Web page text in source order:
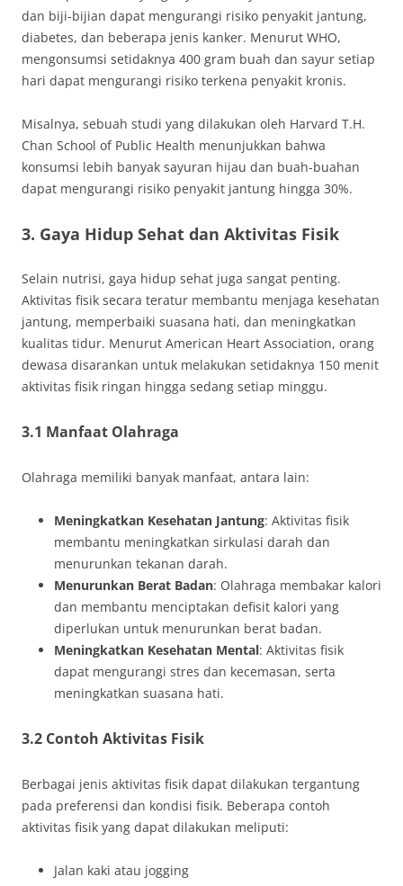
dan biji-bijian dapat mengurangi risiko penyakit jantung,
diabetes, dan beberapa jenis kanker. Menurut WHO,
mengonsumsi setidaknya 400 gram buah dan sayur setiap
hari dapat mengurangi risiko terkena penyakit kronis.
Misalnya, sebuah studi yang dilakukan oleh Harvard T.H.
Chan School of Public Health menunjukkan bahwa
konsumsi lebih banyak sayuran hijau dan buah-buahan
dapat mengurangi risiko penyakit jantung hingga 30%.
3. Gaya Hidup Sehat dan Aktivitas Fisik
Selain nutrisi, gaya hidup sehat juga sangat penting.
Aktivitas fisik secara teratur membantu menjaga kesehatan
jantung, memperbaiki suasana hati, dan meningkatkan
kualitas tidur. Menurut American Heart Association, orang
dewasa disarankan untuk melakukan setidaknya 150 menit
aktivitas fisik ringan hingga sedang setiap minggu.
3.1 Manfaat Olahraga
Olahraga memiliki banyak manfaat, antara lain:
Meningkatkan Kesehatan Jantung: Aktivitas fisik
membantu meningkatkan sirkulasi darah dan
menurunkan tekanan darah.
Menurunkan Berat Badan: Olahraga membakar kalori
dan membantu menciptakan defisit kalori yang
diperlukan untuk menurunkan berat badan.
Meningkatkan Kesehatan Mental: Aktivitas fisik
dapat mengurangi stres dan kecemasan, serta
meningkatkan suasana hati.
3.2 Contoh Aktivitas Fisik
Berbagai jenis aktivitas fisik dapat dilakukan tergantung
pada preferensi dan kondisi fisik. Beberapa contoh
aktivitas fisik yang dapat dilakukan meliputi:
Jalan kaki atau jogging